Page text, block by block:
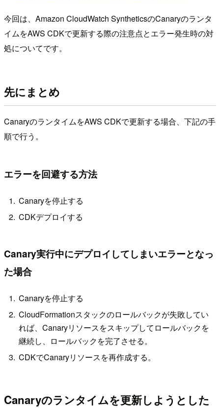
今回は、Amazon CloudWatch SyntheticsのCanaryのランタ
イムをAWS CDKで更新する際の注意点とエラー発生時の対
処についてです。
先にまとめ
CanaryのランタイムをAWS CDKで更新する場合、下記の手
順で行う。
エラーを回避する方法
Canaryを停止する
CDKデプロイする
Canary実行中にデプロイしてしまいエラーとなっ
た場合
Canaryを停止する
CloudFormationスタックのロールバックが失敗してい
れば、Canaryリソースをスキップしてロールバックを
継続し、ロールバックを完了させる。
CDKでCanaryリソースを再作成する。
Canaryのランタイムを更新しようとした